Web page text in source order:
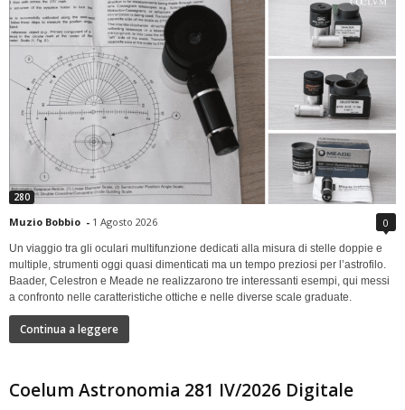
280
Muzio Bobbio - 1 Agosto 2026 0
Un viaggio tra gli oculari multifunzione dedicati alla misura di stelle doppie e
multiple, strumenti oggi quasi dimenticati ma un tempo preziosi per l’astrofilo.
Baader, Celestron e Meade ne realizzarono tre interessanti esempi, qui messi
a confronto nelle caratteristiche ottiche e nelle diverse scale graduate.
Continua a leggere
Coelum Astronomia 281 IV/2026 Digitale